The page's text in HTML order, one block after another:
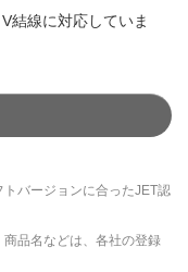
結線に対応していま
バージョンに合ったJET認
品名などは、各社の登録